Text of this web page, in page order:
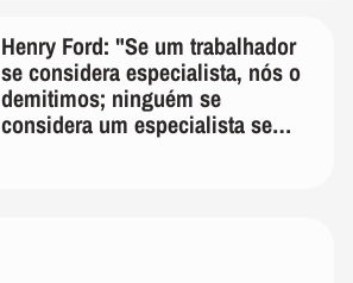
Henry Ford: "Se um trabalhador
se considera especialista, nós o
demitimos; ninguém se
considera um especialista se